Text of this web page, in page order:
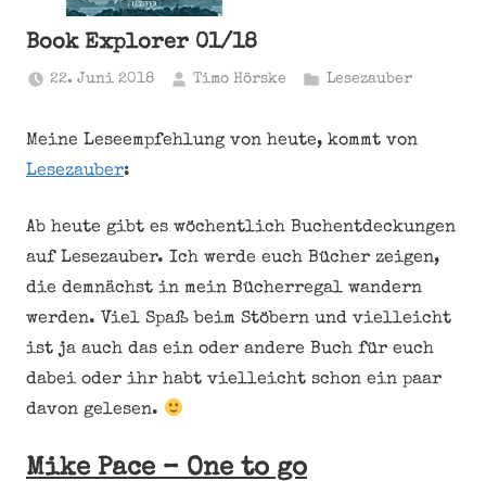
Book Explorer 01/18
22. Juni 2018 Timo Hörske Lesezauber
Meine Leseempfehlung von heute, kommt von
Lesezauber:
Ab heute gibt es wöchentlich Buchentdeckungen
auf Lesezauber. Ich werde euch Bücher zeigen,
die demnächst in mein Bücherregal wandern
werden. Viel Spaß beim Stöbern und vielleicht
ist ja auch das ein oder andere Buch für euch
dabei oder ihr habt vielleicht schon ein paar
davon gelesen.
Mike Pace – One to go